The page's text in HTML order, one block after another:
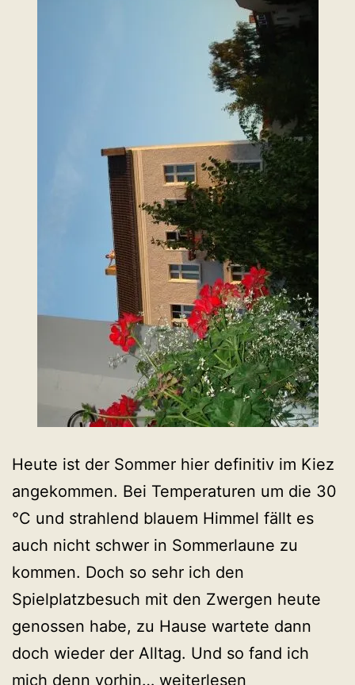
Heute ist der Sommer hier definitiv im Kiez
angekommen. Bei Temperaturen um die 30
°C und strahlend blauem Himmel fällt es
auch nicht schwer in Sommerlaune zu
kommen. Doch so sehr ich den
Spielplatzbesuch mit den Zwergen heute
genossen habe, zu Hause wartete dann
doch wieder der Alltag. Und so fand ich
mich denn vorhin… Über
weiterlesen